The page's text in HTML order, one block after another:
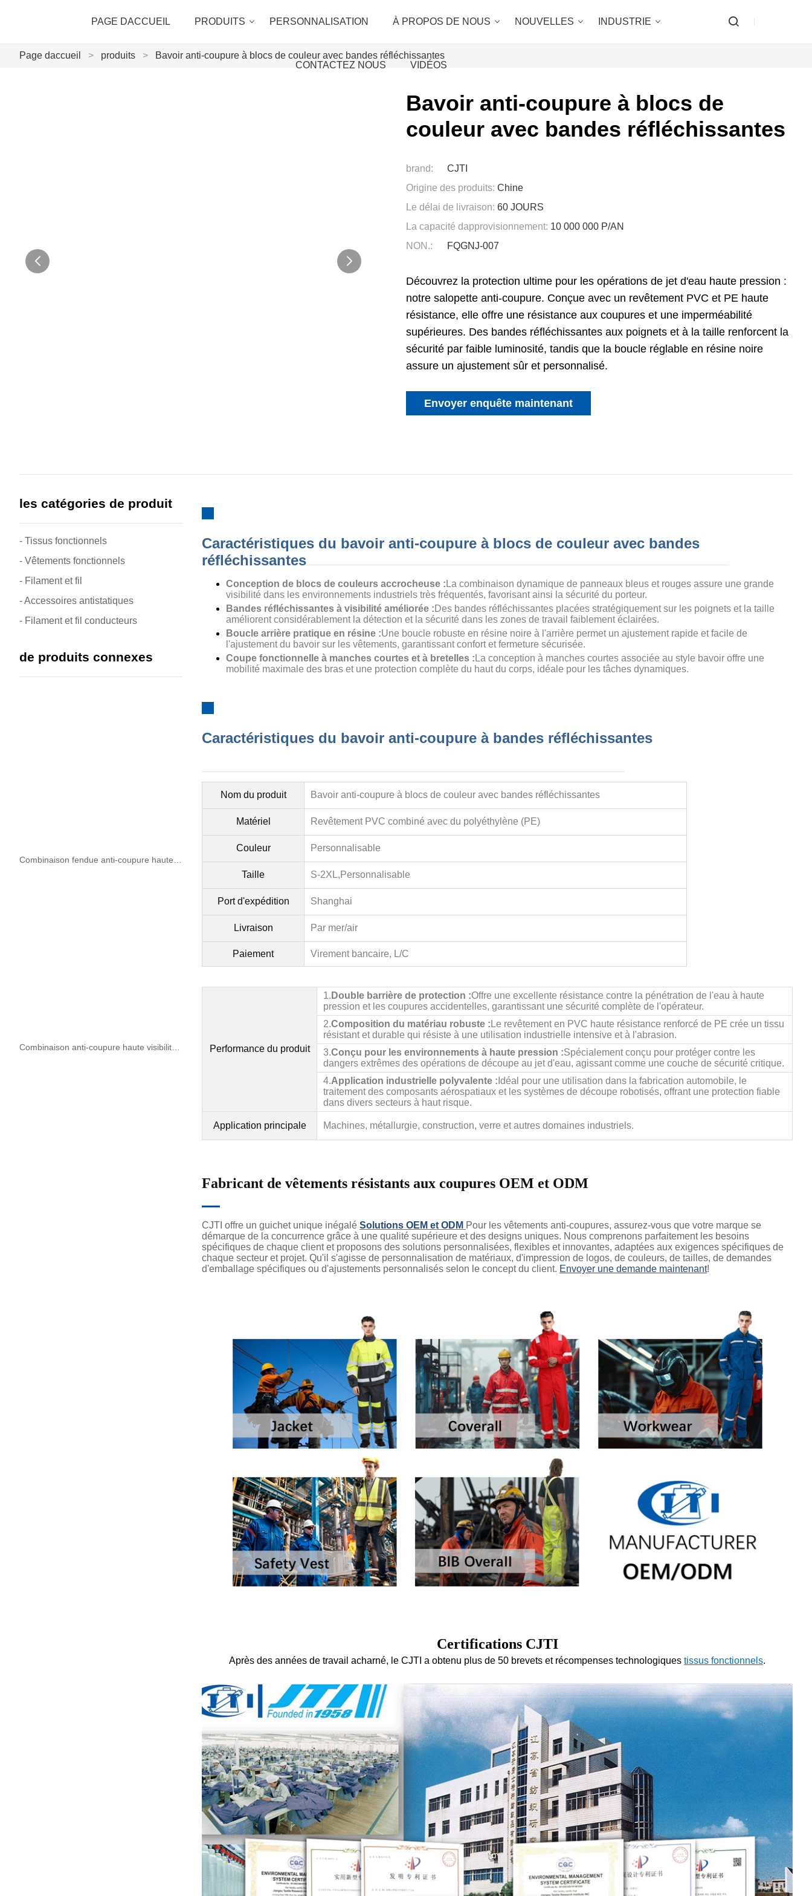
PAGE DACCUEIL PRODUITS PERSONNALISATION À PROPOS DE NOUS NOUVELLES INDUSTRIE
CONTACTEZ NOUS VIDÉOS
Page daccueil > produits > Bavoir anti-coupure à blocs de couleur avec bandes réfléchissantes
Bavoir anti-coupure à blocs de
couleur avec bandes réfléchissantes
brand:
CJTI
Origine des produits: Chine
Le délai de livraison: 60 JOURS
La capacité dapprovisionnement: 10 000 000 P/AN
NON.:
FQGNJ-007
Découvrez la protection ultime pour les opérations de jet d'eau haute pression :
notre salopette anti-coupure. Conçue avec un revêtement PVC et PE haute
résistance, elle offre une résistance aux coupures et une imperméabilité
supérieures. Des bandes réfléchissantes aux poignets et à la taille renforcent la
sécurité par faible luminosité, tandis que la boucle réglable en résine noire
assure un ajustement sûr et personnalisé.
Envoyer enquête maintenant
les catégories de produit
- Tissus fonctionnels
- Vêtements fonctionnels
- Filament et fil
- Accessoires antistatiques
- Filament et fil conducteurs
de produits connexes
Caractéristiques du bavoir anti-coupure à blocs de couleur avec bandes
réfléchissantes
Conception de blocs de couleurs accrocheuse : La combinaison dynamique de panneaux bleus et rouges assure une grande
visibilité dans les environnements industriels très fréquentés, favorisant ainsi la sécurité du porteur.
Bandes réfléchissantes à visibilité améliorée : Des bandes réfléchissantes placées stratégiquement sur les poignets et la taille
améliorent considérablement la détection et la sécurité dans les zones de travail faiblement éclairées.
Boucle arrière pratique en résine :Une boucle robuste en résine noire à l'arrière permet un ajustement rapide et facile de
l'ajustement du bavoir sur les vêtements, garantissant confort et fermeture sécurisée.
Coupe fonctionnelle à manches courtes et à bretelles : La conception à manches courtes associée au style bavoir offre une
mobilité maximale des bras et une protection complète du haut du corps, idéale pour les tâches dynamiques.
Caractéristiques du bavoir anti-coupure à bandes réfléchissantes
Nom du produit Bavoir anti-coupure à blocs de couleur avec bandes réfléchissantes
Matériel Revêtement PVC combiné avec du polyéthylène (PE)
Couleur Personnalisable
Taille S-2XL, Personnalisable
Port d'expédition Shanghai
Livraison Par mer/air
Paiement Virement bancaire, L/C
Performance du produit
1. Double barrière de protection :Offre une excellente résistance contre la pénétration de l'eau à haute
pression et les coupures accidentelles, garantissant une sécurité complète de l'opérateur.
2.Composition du matériau robuste : Le revêtement en PVC haute résistance renforcé de PE crée un tissu
résistant et durable qui résiste à une utilisation industrielle intensive et à l'abrasion.
3.Conçu pour les environnements à haute pression :Spécialement conçu pour protéger contre les
dangers extrêmes des opérations de découpe au jet d'eau, agissant comme une couche de sécurité critique.
4.Application industrielle polyvalente : Idéal pour une utilisation dans la fabrication automobile, le
traitement des composants aérospatiaux et les systèmes de découpe robotisés, offrant une protection fiable
dans divers secteurs à haut risque.
Application principale Machines, métallurgie, construction, verre et autres domaines industriels.
Fabricant de vêtements résistants aux coupures OEM et ODM
CJTI offre un guichet unique inégalé Solutions OEM et ODM Pour les vêtements anti-coupures, assurez-vous que votre marque se
démarque de la concurrence grâce à une qualité supérieure et des designs uniques. Nous comprenons parfaitement les besoins
spécifiques de chaque client et proposons des solutions personnalisées, flexibles et innovantes, adaptées aux exigences spécifiques de
chaque secteur et projet. Qu'il s'agisse de personnalisation de matériaux, d'impression de logos, de couleurs, de tailles, de demandes
d'emballage spécifiques ou d'ajustements personnalisés selon le concept du client. Envoyer une demande maintenant!
Certifications CJTI
Après des années de travail acharné, le CJTI a obtenu plus de 50 brevets et récompenses technologiques tissus fonctionnels.